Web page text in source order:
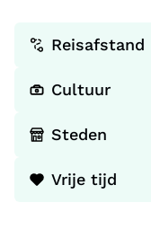
Reisafstand
Cultuur
Steden
Vrije tijd